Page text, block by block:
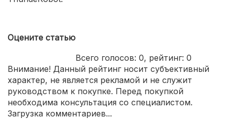
Оцените статью
Всего голосов: 0, рейтинг: 0
Внимание! Данный рейтинг носит субъективный
характер, не является рекламой и не служит
руководством к покупке. Перед покупкой
необходима консультация со специалистом.
Загрузка комментариев...